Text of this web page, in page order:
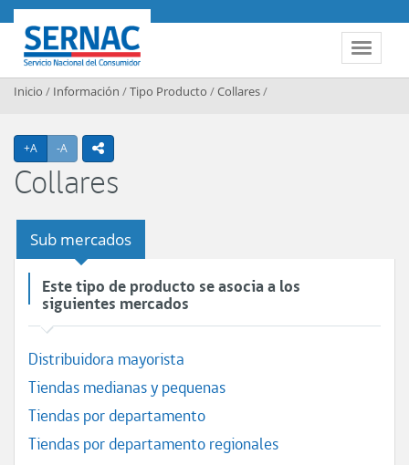
Contenido principal
Toggle
SERNAC
Inicio / Información /Tipo Producto /Collares/
+A Agrandar texto
-A Achicar textoicono compartir
Collares
Sub mercados
Este tipo de producto se asocia a los
siguientes mercados
Distribuidora mayorista
Tiendas medianas y pequenas
Tiendas por departamento
Tiendas por departamento regionales